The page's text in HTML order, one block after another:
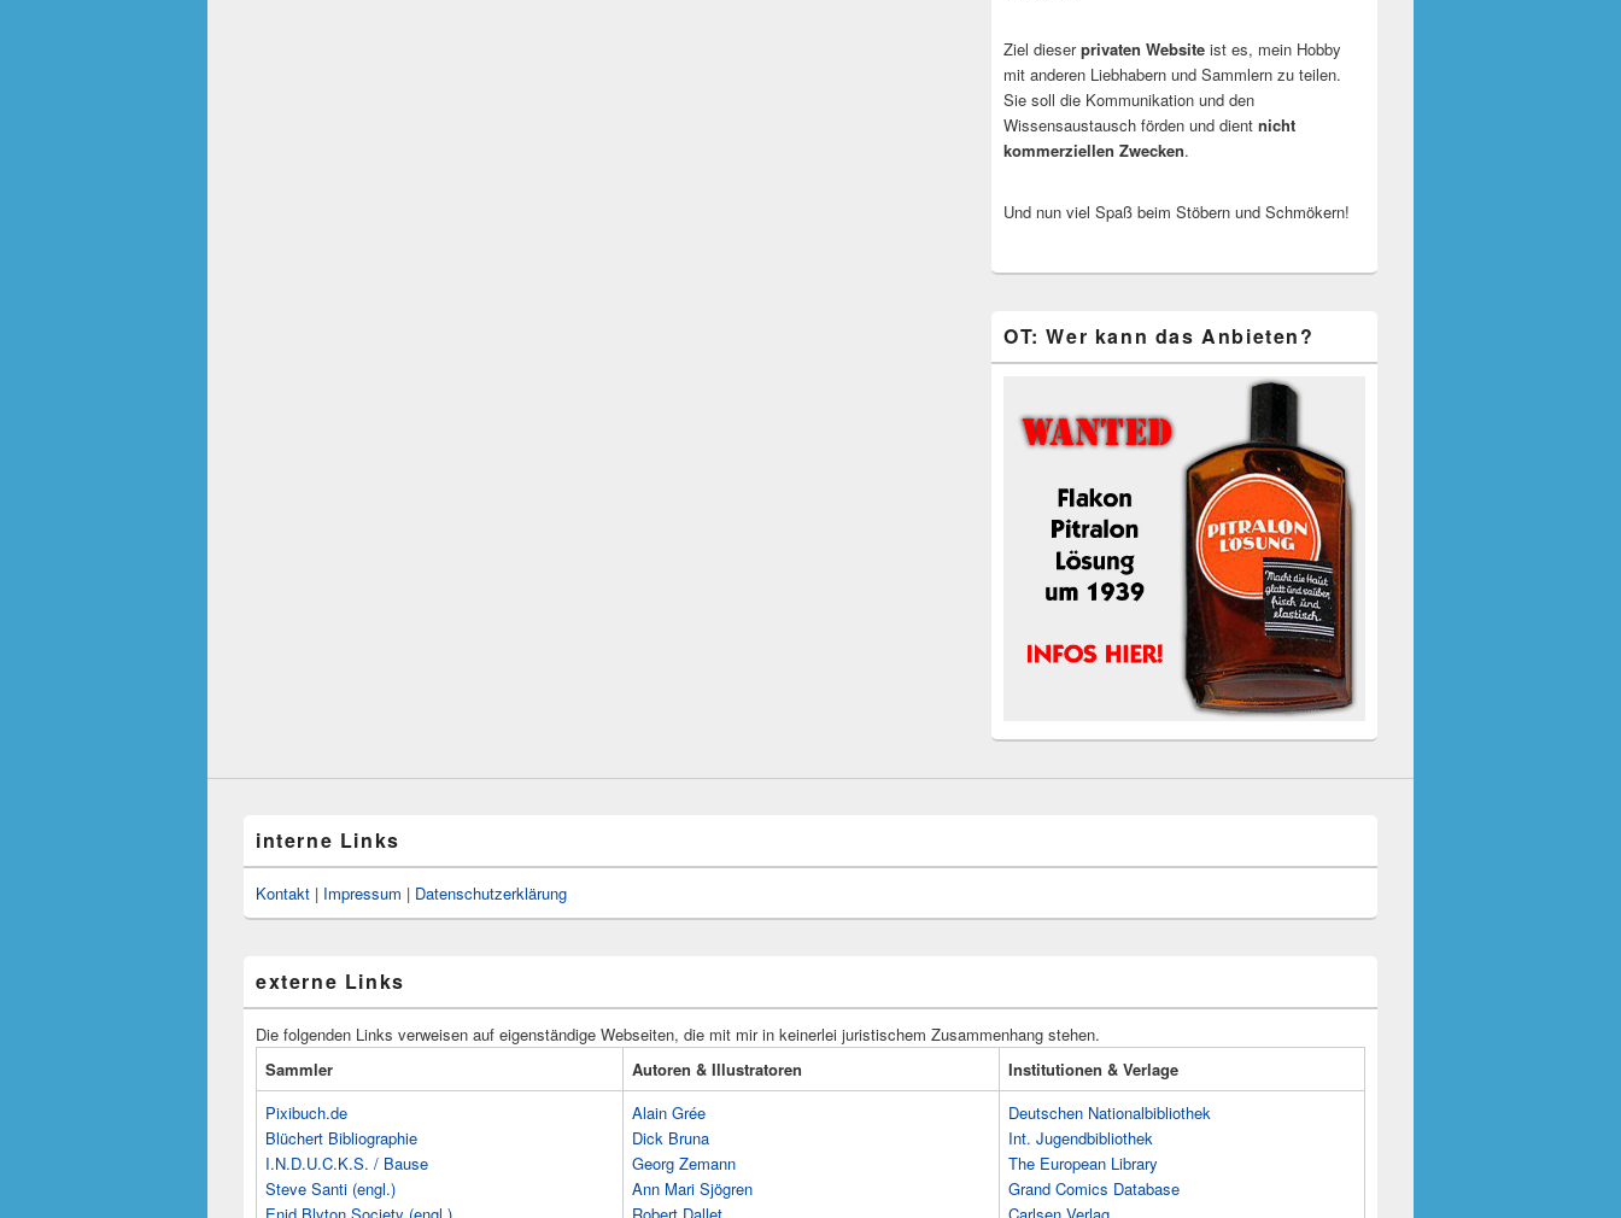
Ziel dieserprivaten Website ist es, mein Hobby
mit anderen Liebhabern und Sammlern zu teilen.
Sie soll die Kommunikation und den
Wissensaustausch förden und dient nicht
kommerziellen Zwecken.
Und nun viel Spaß beim Stöbern und Schmökern!
OT: Wer kann das Anbieten?
interne Links
Kontakt | Impressum | Datenschutzerklärung
externe Links
Die folgenden Links verweisen auf eigenständige Webseiten, die mit mir in keinerlei juristischem Zusammenhang stehen.
Sammler
Autoren & Illustratoren
Institutionen & Verlage
Pixibuch.de
Blüchert Bibliographie
I.N.D.U.C.K.S. / Bause
Steve Santi (engl.)
Alain Grée
Dick Bruna
Georg Zemann
Ann Mari Sjögren
Deutschen Nationalbibliothek
Int. Jugendbibliothek
The European Library
Grand Comics Database